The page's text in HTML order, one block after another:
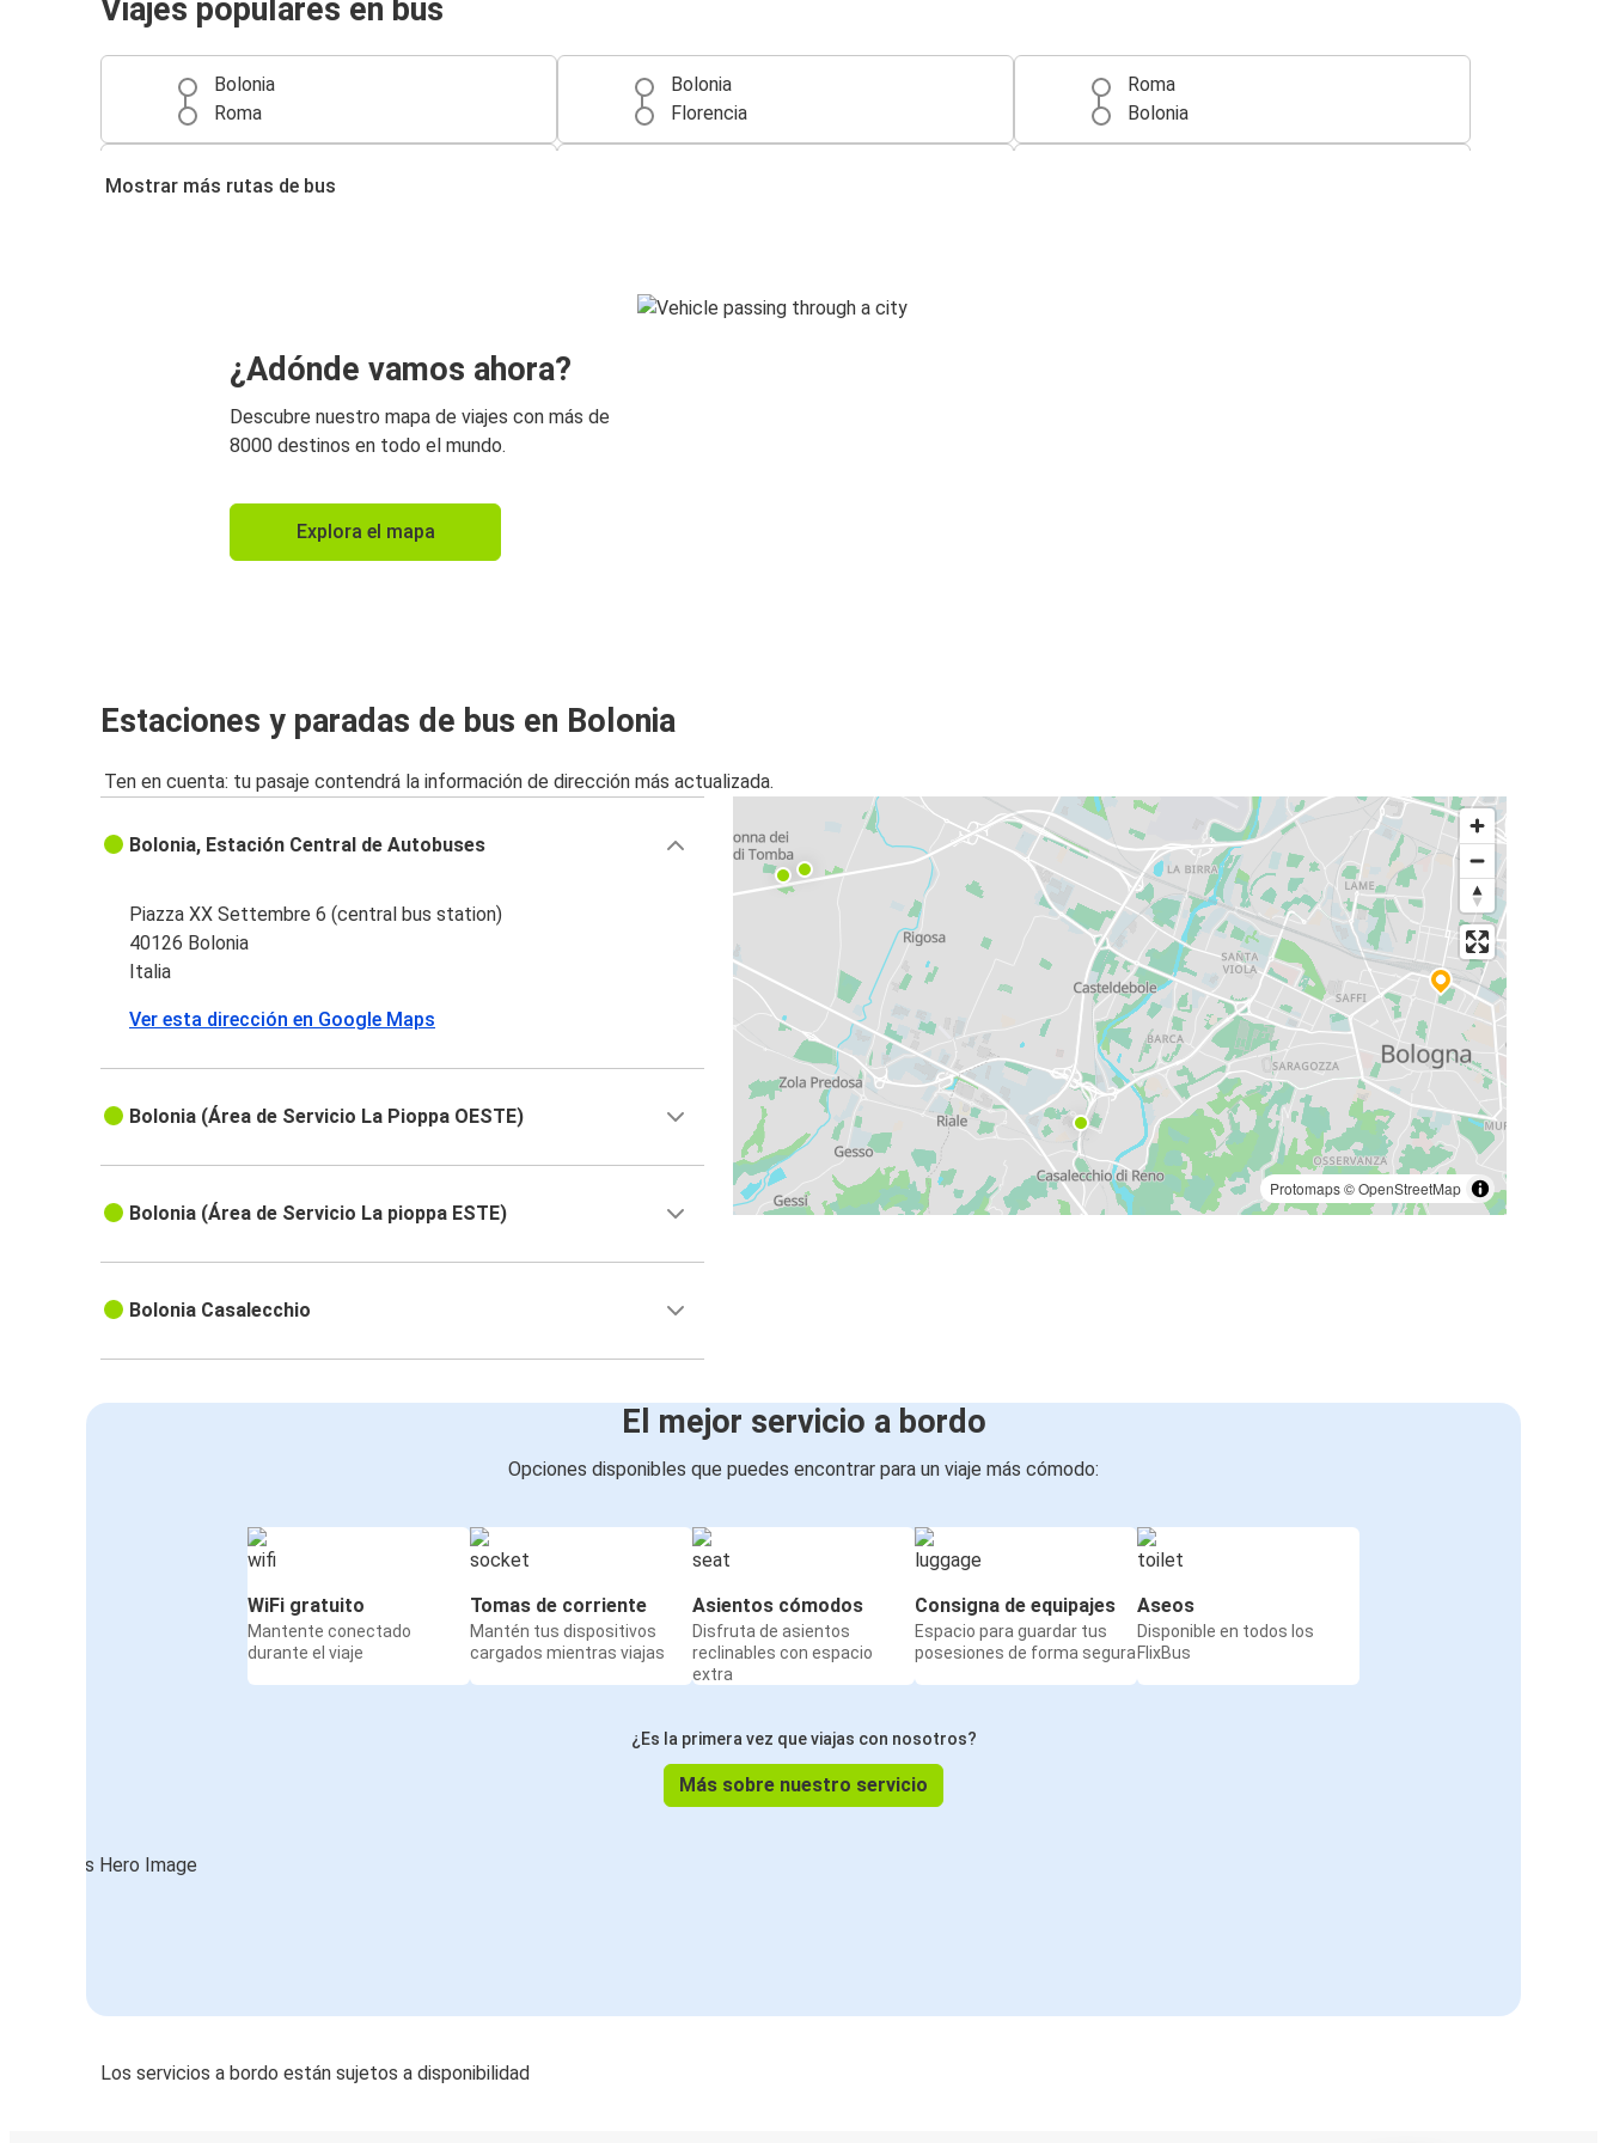
Viajes populares en bus
Bolonia
Roma
Bolonia
Florencia
Roma
Bolonia
Florencia
Mostrar más rutas de bus
¿Adónde vamos ahora?
Descubre nuestro mapa de viajes con más de
8000 destinos en todo el mundo.
Explora el mapa
Estaciones y paradas de bus en Bolonia
Ten en cuenta: tu pasaje contendrá la información de dirección más actualizada.
Protomaps©OpenStreetMap
Bolonia, Estación Central de Autobuses
Piazza XX Settembre 6 (central bus station)
40126 Bolonia
Italia
Ver esta dirección en Google Maps
Bolonia (Área de Servicio La Pioppa OESTE)
Bolonia (Área de Servicio La pioppa ESTE)
Bolonia Casalecchio
El mejor servicio a bordo
Opciones disponibles que puedes encontrar para un viaje más cómodo:
WiFi gratuito
Mantente conectado
durante el viaje
Tomas de corriente
Mantén tus dispositivos
cargados mientras viajas
Asientos cómodos
Disfruta de asientos
reclinables con espacio
extra
Consigna de equipajes
Espacio para guardar tus
posesiones de forma segura
Aseos
Disponible en todos los
FlixBus
¿Es la primera vez que viajas con nosotros?
Más sobre nuestro servicio
Los servicios a bordo están sujetos a disponibilidad